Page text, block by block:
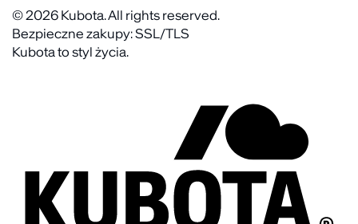
© 2026 Kubota. All rights reserved.
Bezpieczne zakupy: SSL/TLS
Kubota to styl życia.